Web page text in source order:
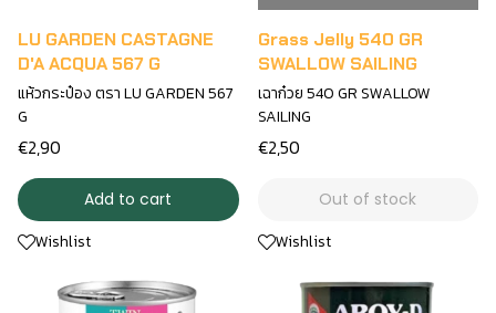
LU GARDEN CASTAGNE
D'A ACQUA 567 G
แห้วกระป๋อง ตรา LU GARDEN 567
G
€2,90
Add to cart
Wishlist
Grass Jelly 540 GR
SWALLOW SAILING
เฉาก๋วย 540 GR SWALLOW
SAILING
€2,50
Out of stock
Wishlist